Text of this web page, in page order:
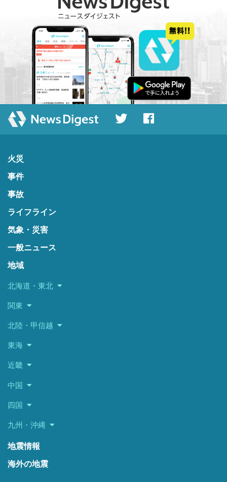
火災
事件
事故
ライフライン
気象・災害
一般ニュース
地域
北海道・東北
関東
北陸・甲信越
東海
近畿
中国
四国
九州・沖縄
地震情報
海外の地震